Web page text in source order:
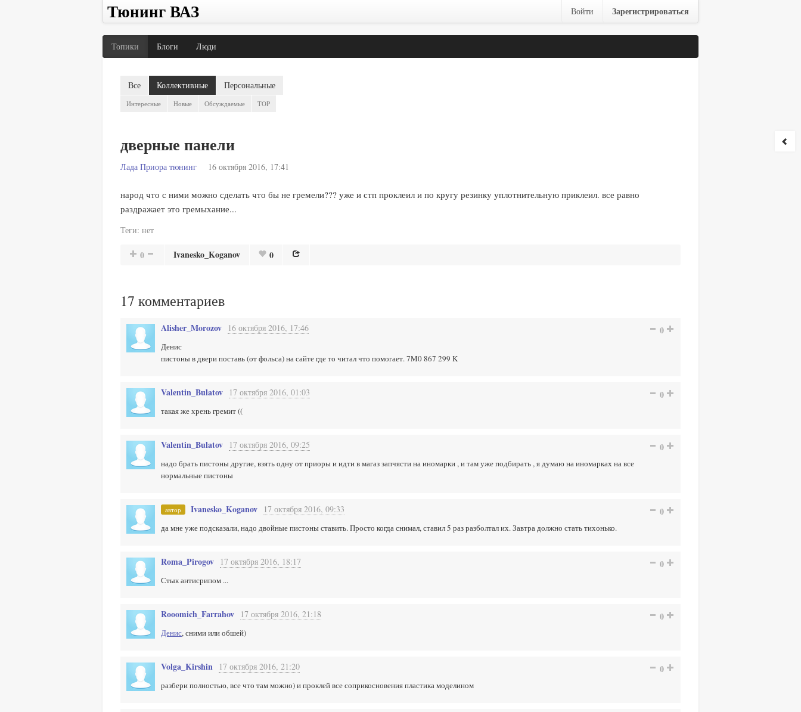
Тюнинг ВАЗ Войти Зарегистрироваться
Топики Блоги Люди
Все Коллективные Персональные
Интересные Новые Обсуждаемые TOP
дверные панели
Лада Приора тюнинг 16 октября 2016, 17:41
народ что с ними можно сделать что бы не гремели??? уже и стп проклеил и по кругу резинку уплотнительную приклеил. все равно
раздражает это гремыхание...
Теги: нет
0 Ivanesko_Koganov 0
17 комментариев
Alisher_Morozov 16 октября 2016, 17:46 0
Денис
пистоны в двери поставь (от фольса) на сайте где то читал что помогает. 7M0 867 299 K
Valentin_Bulatov 17 октября 2016, 01:03 0
такая же хрень гремит ((
Valentin_Bulatov 17 октября 2016, 09:25 0
надо брать пистоны другие, взять одну от приоры и идти в магаз запчясти на иномарки , и там уже подбирать , я думаю на иномарках на все
нормальные пистоны
автор Ivanesko_Koganov 17 октября 2016, 09:33 0
да мне уже подсказали, надо двойные пистоны ставить. Просто когда снимал, ставил 5 раз разболтал их. Завтра должно стать тихонько.
Roma_Pirogov 17 октября 2016, 18:17 0
Стык антисрипом ...
Rooomich_Farrahov 17 октября 2016, 21:18 0
Денис, сними или обшей)
Volga_Kirshin 17 октября 2016, 21:20 0
разбери полностью, все что там можно) и проклей все соприкосновения пластика моделином